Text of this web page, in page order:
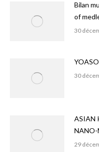
Bilan
of
30
30
ASIAN
NANO-
29